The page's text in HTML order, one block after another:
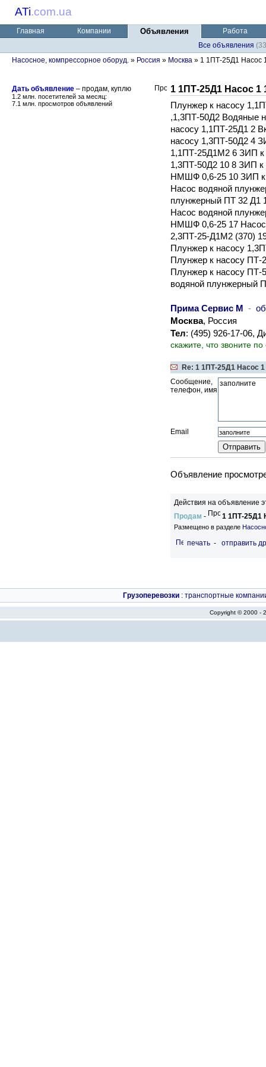
ATi.com.ua
Главная Компании Объявления
Работа
Все объявления
Насосное, компрессорное оборуд. » Россия » Москва » 1 1ПТ-25Д1 Насос
Дать объявление – продам, куплю
1.2 млн. посетителей за месяц:
7.1 млн. просмотров объявлений
1 1ПТ-25Д1 Насос 1
Плунжер к насосу
,1,3ПТ-50Д2 Водяные
насосу 1,1ПТ-25Д1 2
насосу 1,3ПТ-50Д2 4
1,1ПТ-25Д1М2 6 ЗИП к
1,3ПТ-50Д2 10 8 ЗИП
НМШФ 0,6-25 10 ЗИП к
Насос водяной
плунжерный ПТ 32 Д1
Насос водяной
НМШФ 0,6-25 17 Насос
2,3ПТ-25-Д1М2 (370)
Плунжер к насосу
Плунжер к насосу ПТ-
Плунжер к насосу ПТ-
водяной плунжерный
Прима Сервис М -
Москва, Россия
Тел: (495) 926-17-06,
скажите, что звоните
Re: 1 1ПТ-25Д1 Насос
Сообщение,
телефон, имя
Email
Объявление
Действия на объявление
Продам - 1 1ПТ-25Д1
Размещено в разделе
печать - отправить
Грузоперевозки : транспортные
Copyright © 2000 -